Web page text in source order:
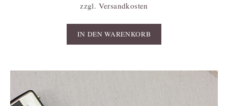
zzgl. Versandkosten
IN DEN WARENKORB